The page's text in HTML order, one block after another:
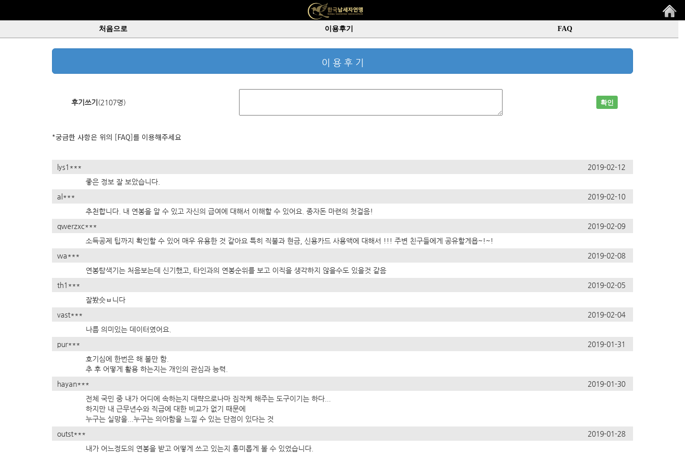
처음으로 이용후기 FAQ
이 용 후 기
*궁금한 사항은 위의 [FAQ]를 이용해주세요
lys1***
2019-02-12
좋은 정보 잘 보았습니다.
al***
2019-02-10
추천합니다. 내 연봉을 알 수 있고 자신의 급여에 대해서 이해할 수 있어요. 종자돈 마련의 첫걸음!
qwerzxc***
2019-02-09
소득공제 팁까지 확인할 수 있어 매우 유용한 것 같아요 특히 직불과 현금, 신용카드 사용액에 대해서 !!! 주변 친구들에게 공유할게욥~!~!
wa***
2019-02-08
연봉탐색기는 처음보는데 신기했고, 타인과의 연봉순위를 보고 이직을 생각하지 않을수도 있을것 같음
th1***
2019-02-05
잘봤슷ㅂ니다
vast***
2019-02-04
나름 의미있는 데이터였어요.
pur***
2019-01-31
호기심에 한번은 해 볼만 함.
추 후 어떻게 활용 하는지는 개인의 관심과 능력.
hayan***
2019-01-30
전체 국민 중 내가 어디에 속하는지 대략으로나마 짐작케 해주는 도구이기는 하다...
하지만 내 근무년수와 직급에 대한 비교가 없기 때문에
누구는 실망을...누구는 의아함을 느낄 수 있는 단점이 있다는 것
outst***
2019-01-28
내가 어느정도의 연봉을 받고 어떻게 쓰고 있는지 흥미롭게 볼 수 있었습니다.